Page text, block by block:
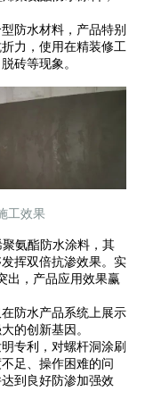
防水材料，产品特别
力，使用在精装修工
砖等现象。
工效果
氨酯防水涂料，其
挥双倍抗渗效果。实
出，产品应用效果赢
防水产品系统上展示
的创新基因。
专利，对螺杆洞涂刷
足、操作困难的问
到良好防渗加强效